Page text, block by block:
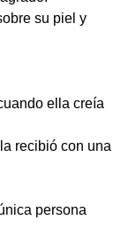
su piel y
ella creía
recibió con una
persona